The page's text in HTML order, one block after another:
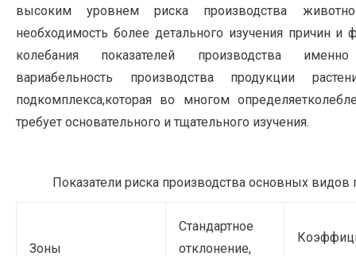
высоким уровнем риска производства
необходимость более детального изучения причин
колебания показателей производства именно
вариабельность производства продукции
подкомплекса,которая во многом
требует основательного и тщательного изучения.
Показатели риска производства основных видов
Зоны
Стандартное
отклонение,